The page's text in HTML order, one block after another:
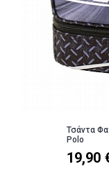
Τσάντα
Polo
19,90